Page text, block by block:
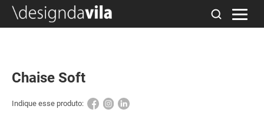
Chaise Soft
Indique esse produto: